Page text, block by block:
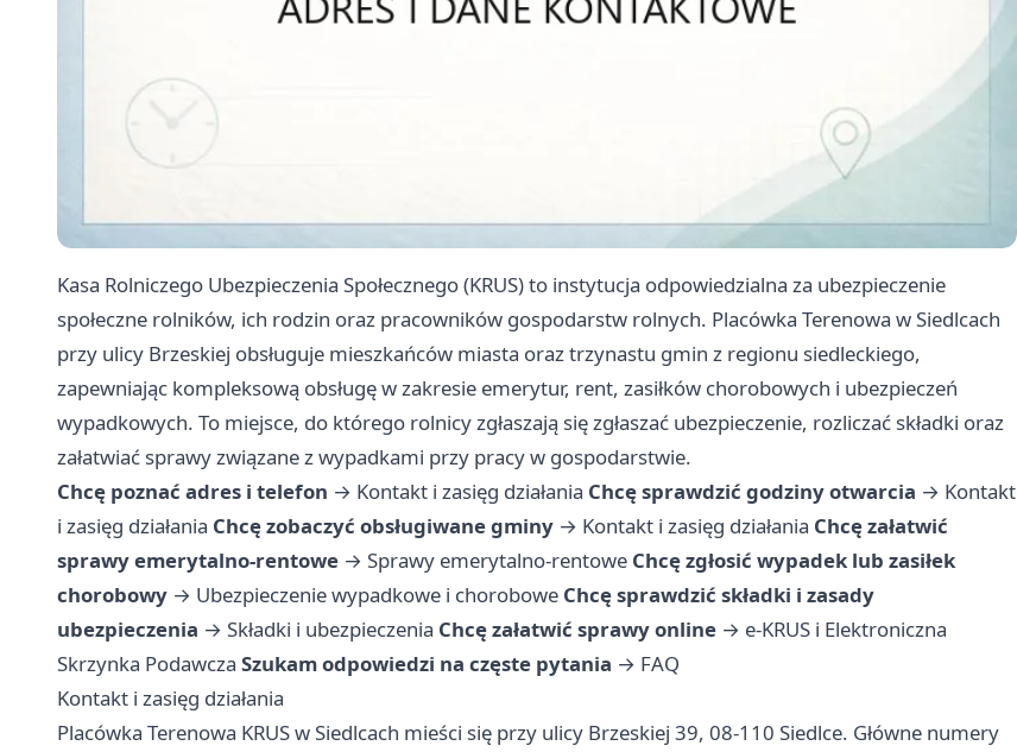
Kasa Rolniczego Ubezpieczenia Społecznego (KRUS) to instytucja odpowiedzialna za ubezpieczenie
społeczne rolników, ich rodzin oraz pracowników gospodarstw rolnych. Placówka Terenowa w Siedlcach
przy ulicy Brzeskiej obsługuje mieszkańców miasta oraz trzynastu gmin z regionu siedleckiego,
zapewniając kompleksową obsługę w zakresie emerytur, rent, zasiłków chorobowych i ubezpieczeń
wypadkowych. To miejsce, do którego rolnicy zgłaszają się zgłaszać ubezpieczenie, rozliczać składki oraz
załatwiać sprawy związane z wypadkami przy pracy w gospodarstwie.
Chcę poznać adres i telefon → Kontakt i zasięg działania Chcę sprawdzić godziny otwarcia → Kontakt
i zasięg działania Chcę zobaczyć obsługiwane gminy → Kontakt i zasięg działania Chcę załatwić
sprawy emerytalno-rentowe → Sprawy emerytalno-rentowe Chcę zgłosić wypadek lub zasiłek
chorobowy → Ubezpieczenie wypadkowe i chorobowe Chcę sprawdzić składki i zasady
ubezpieczenia → Składki i ubezpieczenia Chcę załatwić sprawy online → e-KRUS i Elektroniczna
Skrzynka Podawcza Szukam odpowiedzi na częste pytania → FAQ
Kontakt i zasięg działania
Placówka Terenowa KRUS w Siedlcach mieści się przy ulicy Brzeskiej 39, 08-110 Siedlce. Główne numery